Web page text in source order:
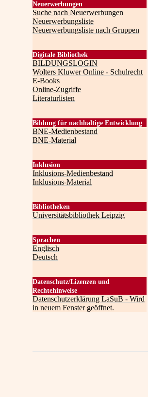
Neuerwerbungen
Suche nach Neuerwerbungen
Neuerwerbungsliste
Neuerwerbungsliste nach Gruppen
Digitale Bibliothek
BILDUNGSLOGIN
Wolters Kluwer Online - Schulrecht
E-Books
Online-Zugriffe
Literaturlisten
Bildung für nachhaltige Entwicklung
BNE-Medienbestand
BNE-Material
Inklusion
Inklusions-Medienbestand
Inklusions-Material
Bibliotheken
Universitätsbibliothek Leipzig
Sprachen
Englisch
Deutsch
Datenschutz/Lizenzen und
Rechtehinweise
Datenschutzerklärung LaSuB - Wird
in neuem Fenster geöffnet.